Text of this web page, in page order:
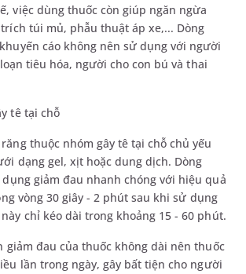
việc dùng thuốc còn giúp ngăn ngừa
túi mủ, phẫu thuật áp xe,... Dòng
cáo không nên sử dụng với người
tiêu hóa, người cho con bú và thai
tê tại chỗ
răng thuộc nhóm gây tê tại chỗ chủ yếu
dạng gel, xịt hoặc dung dịch. Dòng
dụng giảm đau nhanh chóng với hiệu quả
vòng 30 giây - 2 phút sau khi sử dụng
chỉ kéo dài trong khoảng 15 - 60 phút.
giảm đau của thuốc không dài nên thuốc
lần trong ngày, gây bất tiện cho người